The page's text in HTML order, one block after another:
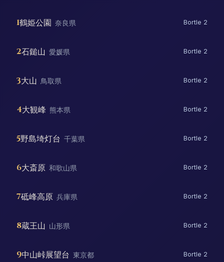
1鶴姫公園 奈良県 Bortle 2
2石鎚山 愛媛県 Bortle 2
3大山 鳥取県 Bortle 2
4大観峰 熊本県 Bortle 2
5野島埼灯台 千葉県 Bortle 2
6大斎原 和歌山県 Bortle 2
7砥峰高原 兵庫県 Bortle 2
8蔵王山 山形県 Bortle 2
9中山峠展望台 東京都 Bortle 2